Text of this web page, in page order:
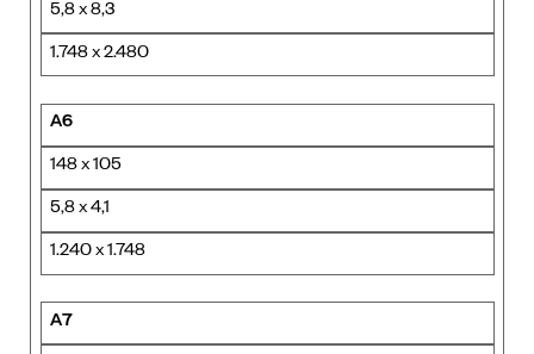
5,8 x 8,3
1.748 x 2.480
A6
148 x 105
5,8 x 4,1
1.240 x 1.748
A7